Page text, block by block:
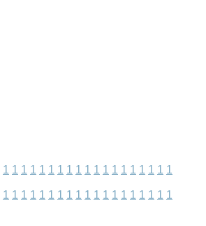
1 1 1 1 1 1 1 1 1 1 1 1 1 1 1 1 1 1 1
1 1 1 1 1 1 1 1 1 1 1 1 1 1 1 1 1 1 1